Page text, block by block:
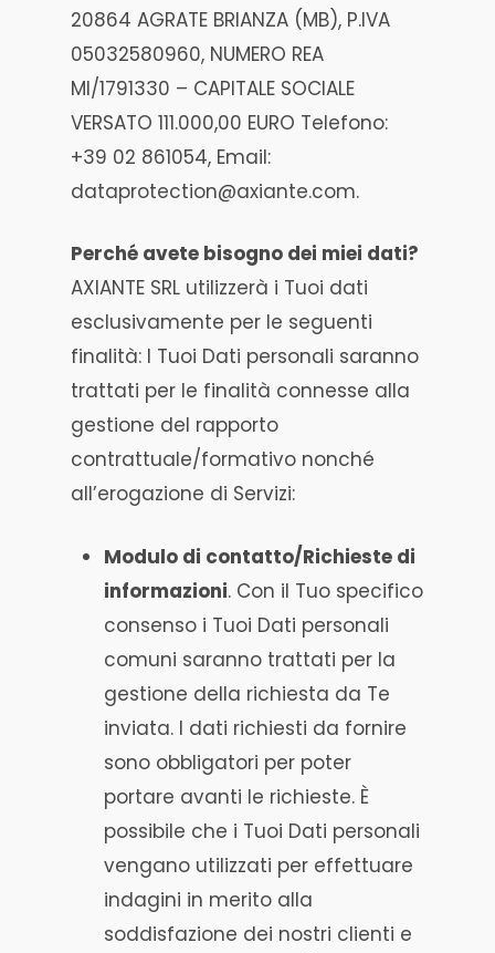
20864 AGRATE BRIANZA (MB), P.IVA
05032580960, NUMERO REA
MI/1791330 – CAPITALE SOCIALE
VERSATO 111.000,00 EURO Telefono:
+39 02 861054, Email:
dataprotection@axiante.com.
Perché avete bisogno dei miei dati?
AXIANTE SRL utilizzerà i Tuoi dati
esclusivamente per le seguenti
finalità: I Tuoi Dati personali saranno
trattati per le finalità connesse alla
gestione del rapporto
contrattuale/formativo nonché
all’erogazione di Servizi:
Modulo di contatto/Richieste di
informazioni. Con il Tuo specifico
consenso i Tuoi Dati personali
comuni saranno trattati per la
gestione della richiesta da Te
inviata. I dati richiesti da fornire
sono obbligatori per poter
portare avanti le richieste. È
possibile che i Tuoi Dati personali
vengano utilizzati per effettuare
indagini in merito alla
soddisfazione dei nostri clienti e